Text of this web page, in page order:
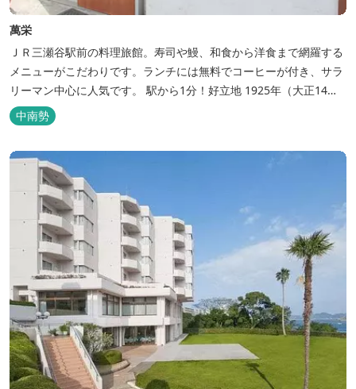
萬栄
ＪＲ三瀬谷駅前の料理旅館。寿司や鰻、和食から洋食まで網羅する
メニューがこだわりです。ランチには無料でコーヒーが付き、サラ
リーマン中心に人気です。 駅から1分！好立地 1925年（大正14
年）に開業した歴史ある旅館。JR三瀬谷駅から徒歩一分と好立地の
場所にあり、大変便利です。 部屋数は11室、大広間が2部屋。少人
数から団体のお客様まで幅広くご利用いただけます。 人気の定食は
品数...
中南勢